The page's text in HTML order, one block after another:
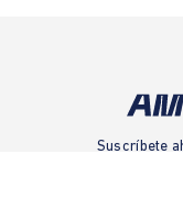
Suscríbete
las